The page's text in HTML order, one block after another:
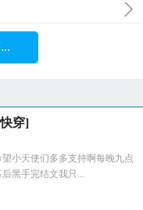
穿]
小天使们多多支持啊每晚九点
黑手完结文我只...